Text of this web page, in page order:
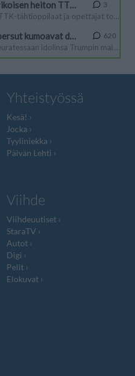
Yhteistyössä
Kesä!
Jocka
Tyyliniekka
Päivän Lehti
Viihde
Viihdeuutiset
StaraTV
Autot
Digi
Pelit
Elokuvat